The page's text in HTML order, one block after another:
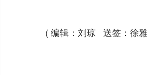
( 编辑：刘琼 送签：徐